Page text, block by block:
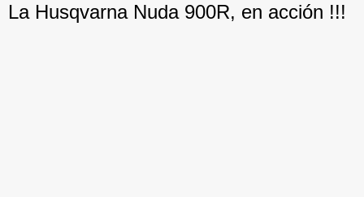
La Husqvarna Nuda 900R, en acción !!!